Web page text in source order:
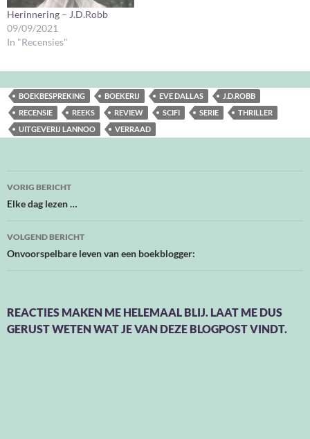
Herinnering – J.D.Robb
09/09/2021
In "Recensies"
BOEKBESPREKING BOEKERIJ EVE DALLAS
J.D.ROBB
RECENSIE
REEKS REVIEW SCIFI SERIE
THRILLER
UITGEVERIJ LANNOO
VERRAAD
Bericht
navigatie
VORIG BERICHT
Elke dag lezen …
VOLGEND BERICHT
Onvoorspelbare leven van een boekblogger:
REACTIES MAKEN ME HELEMAAL BLIJ. LAAT ME DUS
GERUST WETEN WAT JE VAN DEZE BLOGPOST VINDT.